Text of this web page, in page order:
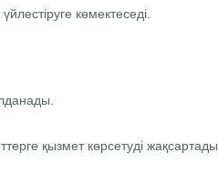
көмектеседі.
қызмет көрсетуді жақсартады.